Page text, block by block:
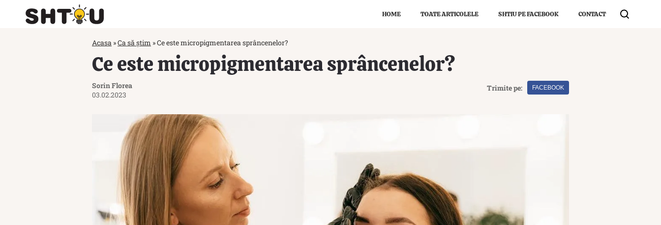
HOME TOATE ARTICOLELE SHTIU PE FACEBOOK CONTACT
Acasa »Ca să știm »Ce este micropigmentarea sprâncenelor?
Ce este micropigmentarea sprâncenelor?
Sorin Florea
03.02.2023
Trimite pe: FACEBOOK